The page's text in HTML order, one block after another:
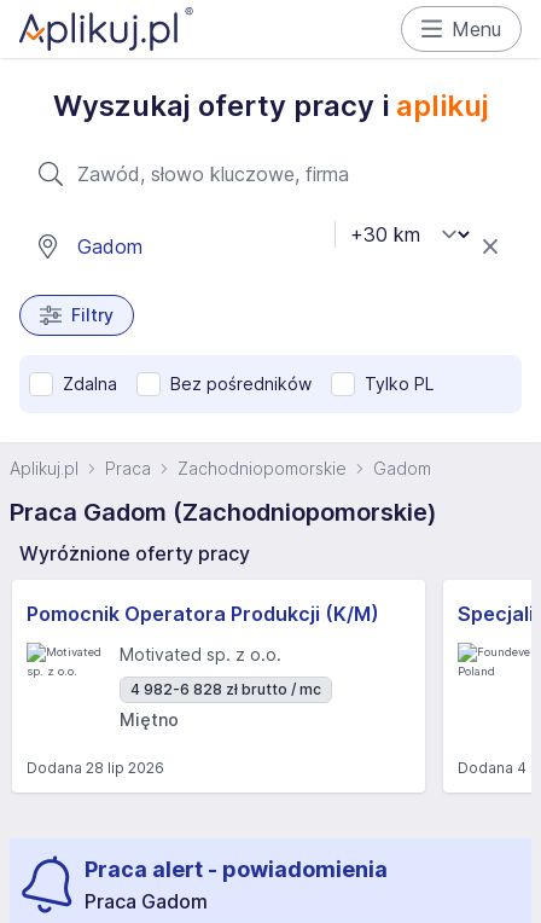
Menu
Wyszukaj oferty pracy i aplikuj
Filtry
Zdalna Bez pośredników Tylko PL
Aplikuj.pl Praca Zachodniopomorskie Gadom
Praca Gadom (Zachodniopomorskie)
Wyróżnione oferty pracy
Pomocnik Operatora Produkcji (K/M)
Motivated sp. z o.o.
4 982-6 828 zł brutto / mc
Miętno
Dodana 28 lip 2026 Dodana 4
Praca alert - powiadomienia
Praca Gadom